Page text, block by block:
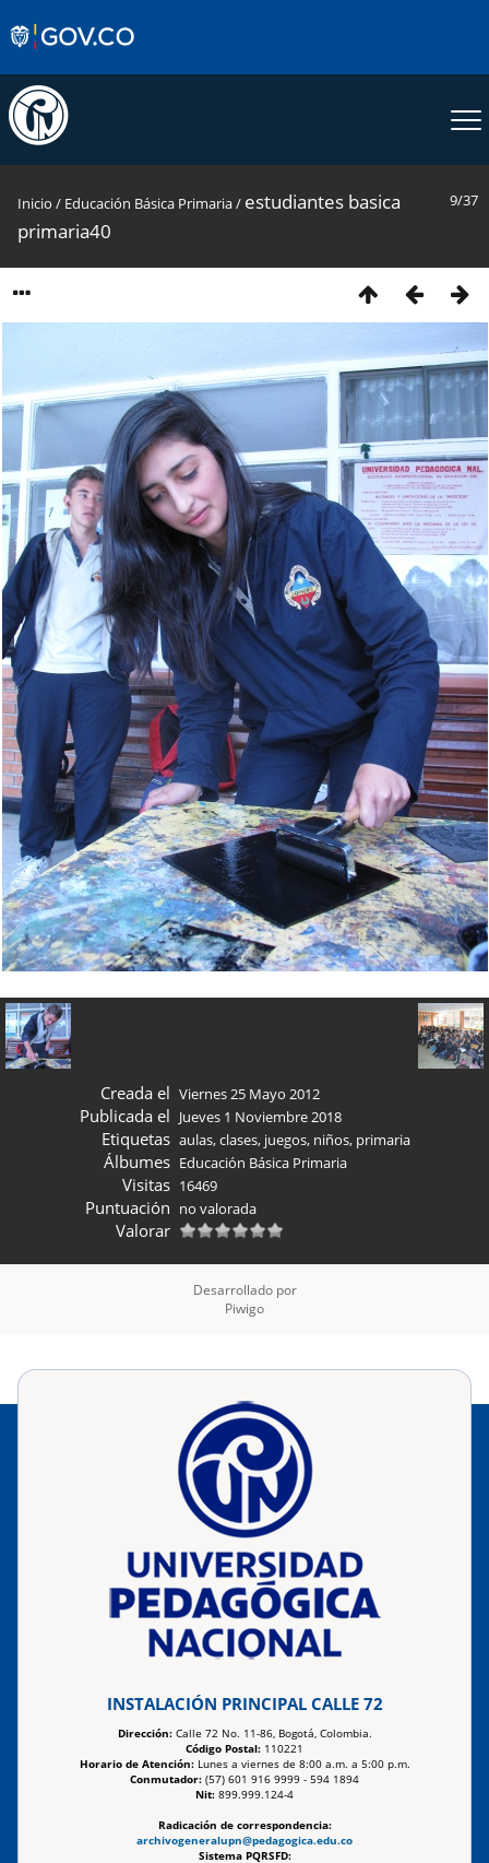
9/37
Inicio / Educación Básica Primaria/ estudiantes basica
primaria40
Creada el Viernes 25 Mayo 2012
Publicada el Jueves 1 Noviembre 2018
Etiquetas aulas,clases, juegos, niños, primaria
Álbumes Educación Básica Primaria
Visitas 16469
Puntuación no valorada
Valorar
Desarrollado por
Piwigo
INSTALACIÓN PRINCIPAL CALLE 72
Dirección:Calle 72 No. 11-86, Bogotá, Colombia.
Código Postal: 110221
Horario de Atención:Lunes a viernes de 8:00 a.m. a 5:00 p.m.
Conmutador: (57) 601 916 9999 - 594 1894
Nit: 899.999.124-4
Radicación de correspondencia:
archivogeneralupn@pedagogica.edu.co
Sistema PQRSFD: